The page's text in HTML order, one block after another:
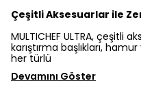
Çeşitli Aksesuarlar ile
MULTICHEF ULTRA, çeşitli
karıştırma başlıkları,
her türlü
Devamını Göster